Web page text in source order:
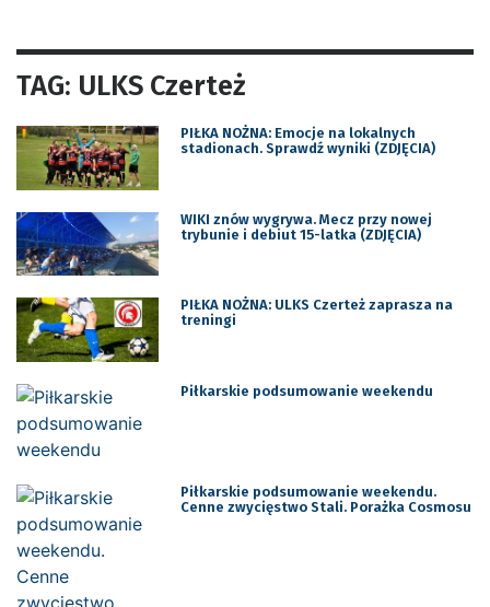
TAG: ULKS Czerteż
PIŁKA NOŻNA: Emocje na lokalnych
stadionach. Sprawdź wyniki (ZDJĘCIA)
WIKI znów wygrywa. Mecz przy nowej
trybunie i debiut 15-latka (ZDJĘCIA)
PIŁKA NOŻNA: ULKS Czerteż zaprasza na
treningi
Piłkarskie podsumowanie weekendu
Piłkarskie podsumowanie weekendu.
Cenne zwycięstwo Stali. Porażka Cosmosu